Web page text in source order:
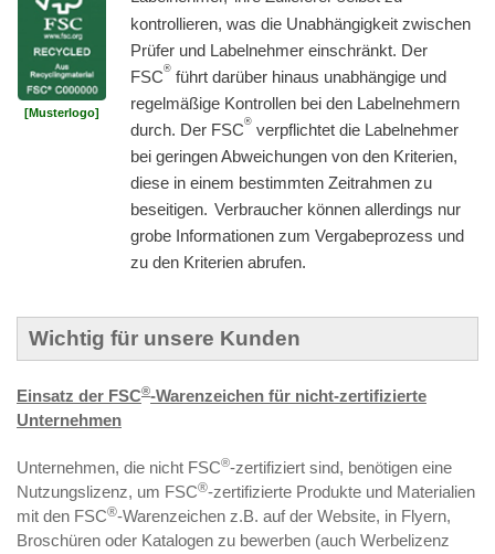
[Musterlogo]
kontrollieren, was die Unabhängigkeit zwischen
Prüfer und Labelnehmer einschränkt. Der
FSC® führt darüber hinaus unabhängige und
regelmäßige Kontrollen bei den Labelnehmern
durch. Der FSC® verpflichtet die Labelnehmer
bei geringen Abweichungen von den Kriterien,
diese in einem bestimmten Zeitrahmen zu
beseitigen. Verbraucher können allerdings nur
grobe Informationen zum Vergabeprozess und
zu den Kriterien abrufen.
Wichtig für unsere Kunden
Einsatz der FSC®-Warenzeichen für nicht-zertifizierte
Unternehmen
Unternehmen, die nicht FSC®-zertifiziert sind, benötigen eine
Nutzungslizenz, um FSC®-zertifizierte Produkte und Materialien
mit den FSC®-Warenzeichen z.B. auf der Website, in Flyern,
Broschüren oder Katalogen zu bewerben (auch Werbelizenz